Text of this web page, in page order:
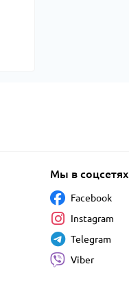
Мы в соцсетях
Facebook
Instagram
Telegram
Viber